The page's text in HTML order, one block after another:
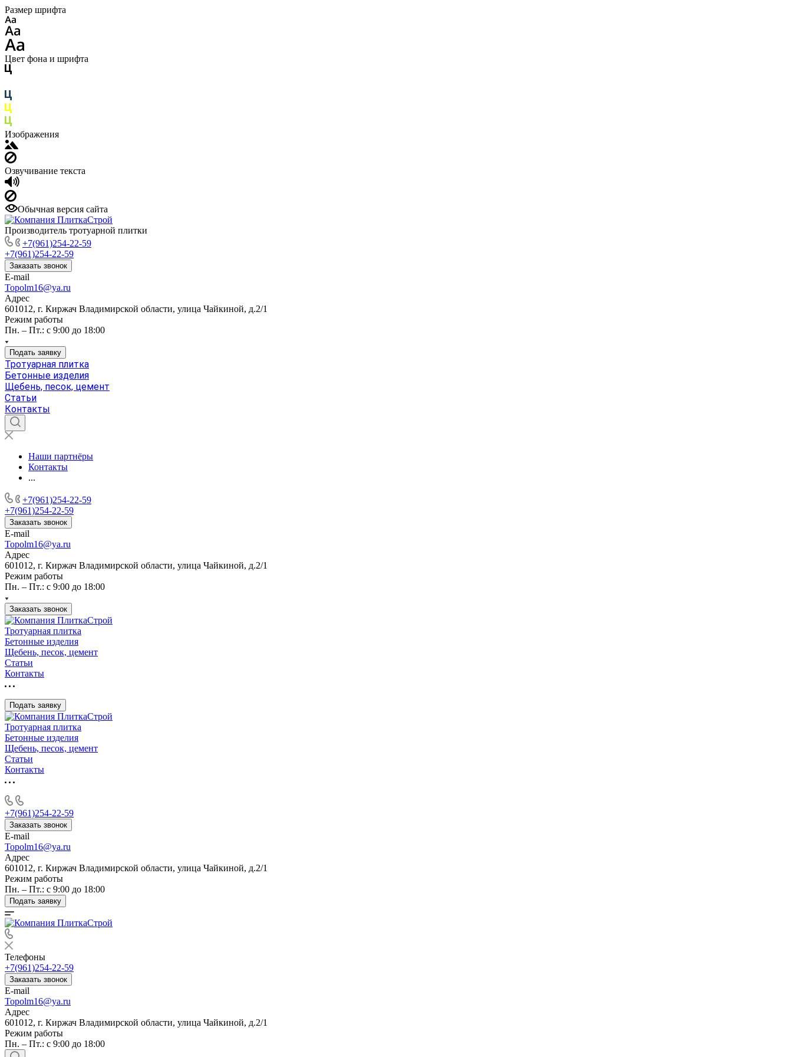
Размер шрифта
Цвет фона и шрифта
Изображения
Озвучивание текста
Обычная версия сайта
Производитель тротуарной плитки
+7(961)254-22-59
+7(961)254-22-59
Заказать звонок
E-mail
Topolm16@ya.ru
Адрес
601012, г. Киржач Владимирской области, улица Чайкиной, д.2/1
Режим работы
Пн. – Пт.: с 9:00 до 18:00
Подать заявку
Тротуарная плитка
Бетонные изделия
Щебень, песок, цемент
Статьи
Контакты
Наши партнёры
Контакты
...
+7(961)254-22-59
+7(961)254-22-59
Заказать звонок
E-mail
Topolm16@ya.ru
Адрес
601012, г. Киржач Владимирской области, улица Чайкиной, д.2/1
Режим работы
Пн. – Пт.: с 9:00 до 18:00
Заказать звонок
Тротуарная плитка
Бетонные изделия
Щебень, песок, цемент
Статьи
Контакты
Подать заявку
Тротуарная плитка
Бетонные изделия
Щебень, песок, цемент
Статьи
Контакты
+7(961)254-22-59
Заказать звонок
E-mail
Topolm16@ya.ru
Адрес
601012, г. Киржач Владимирской области, улица Чайкиной, д.2/1
Режим работы
Пн. – Пт.: с 9:00 до 18:00
Подать заявку
Телефоны
+7(961)254-22-59
Заказать звонок
E-mail
Topolm16@ya.ru
Адрес
601012, г. Киржач Владимирской области, улица Чайкиной, д.2/1
Режим работы
Пн. – Пт.: с 9:00 до 18:00